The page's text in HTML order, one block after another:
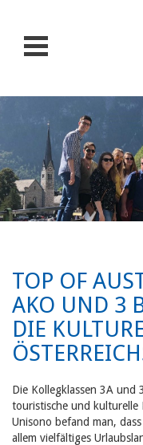
TOP OF
AKO UND 3
DIE
Die Kollegklassen 3A und
touristische und kulturelle
Unisono befand man,
allem vielfältiges